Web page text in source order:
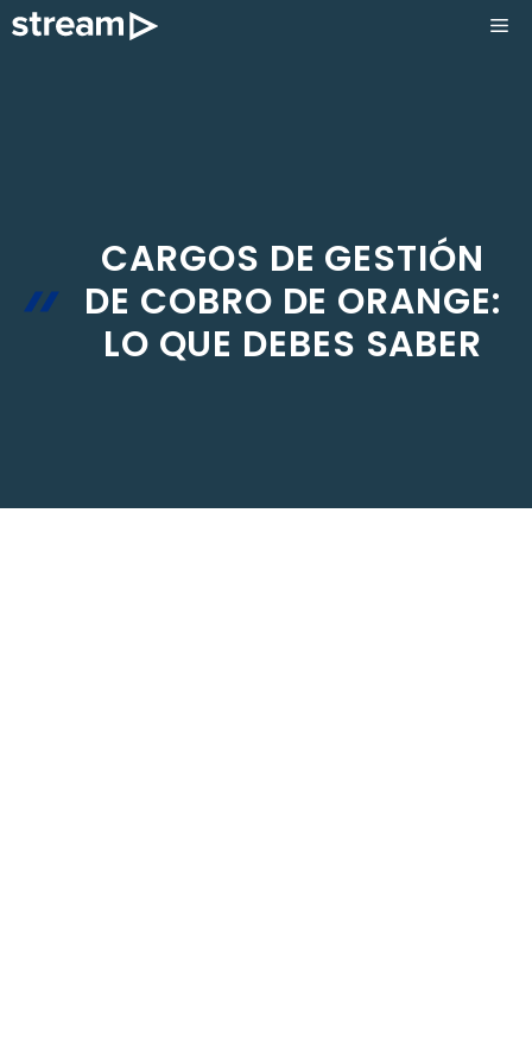
Saltar
CARGOS DE GESTIÓN
DE COBRO DE ORANGE:
LO QUE DEBES SABER